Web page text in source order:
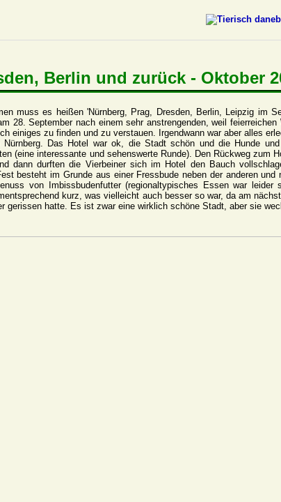
Berlin und zurück - Oktober
muss es heißen 'Nürnberg, Prag, Dresden, Berlin, Leipzig im
28. September nach einem sehr anstrengenden, weil
einiges zu finden und zu verstauen. Irgendwann war aber alles
Das Hotel war ok, die Stadt schön und die Hunde
(eine interessante und sehenswerte Runde). Den Rückweg
dann durften die Vierbeiner sich im Hotel den Bauch
besteht im Grunde aus einer Fressbude neben der anderen
von Imbissbudenfutter (regionaltypisches Essen war
kurz, was vielleicht auch besser so war, da am
gerissen hatte. Es ist zwar eine wirklich schöne Stadt, aber sie